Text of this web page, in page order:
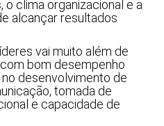
o clima organizacional e a
alcançar resultados
vai muito além de
bom desempenho
desenvolvimento de
tomada de
e capacidade de